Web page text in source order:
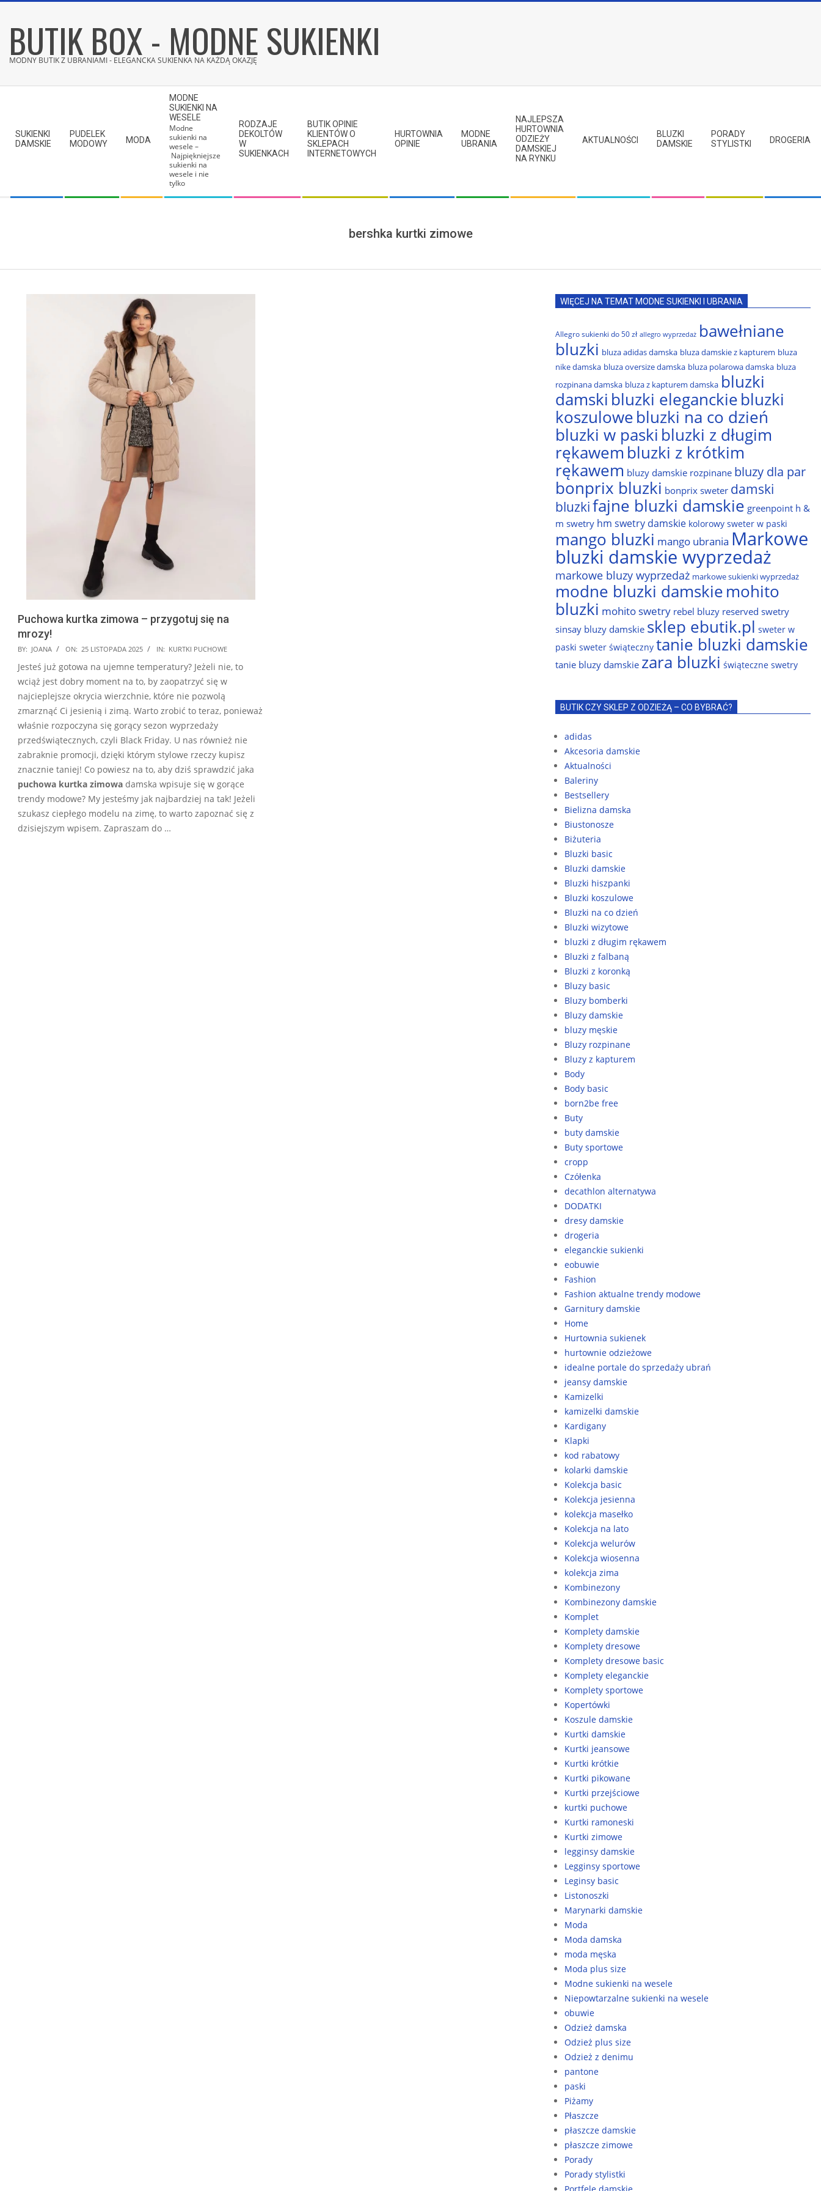
contentBUTIK BOX - MODNE SUKIENKI
MODNY BUTIK Z UBRANIAMI - ELEGANCKA SUKIENKA NA KAŻDĄ OKAZJĘ
SUKIENKI
DAMSKIE
PUDELEK
MODOWY
MODA
MODNE
SUKIENKI NA
WESELE
Modne
sukienki na
wesele –
Najpiękniejsze
sukienki na
wesele i nie
tylko
RODZAJE
DEKOLTÓW
W
SUKIENKACH
BUTIK OPINIE
KLIENTÓW O
SKLEPACH
INTERNETOWYCH
HURTOWNIA
OPINIE
MODNE
UBRANIA
NAJLEPSZA
HURTOWNIA
ODZIEŻY
DAMSKIEJ
NA RYNKU
AKTUALNOŚCI
BLUZKI
DAMSKIE
PORADY
STYLISTKI
DROGERIA
bershka kurtki zimowe
Puchowa kurtka zimowa – przygotuj się na
mrozy!
2025-
11-
25
BY: JOANA ON: 25 LISTOPADA 2025 IN: KURTKI PUCHOWE
Jesteś już gotowa na ujemne temperatury? Jeżeli nie, to
wciąż jest dobry moment na to, by zaopatrzyć się w
najcieplejsze okrycia wierzchnie, które nie pozwolą
zmarznąć Ci jesienią i zimą. Warto zrobić to teraz, ponieważ
właśnie rozpoczyna się gorący sezon wyprzedaży
przedświątecznych, czyli Black Friday. U nas również nie
zabraknie promocji, dzięki którym stylowe rzeczy kupisz
znacznie taniej! Co powiesz na to, aby dziś sprawdzić jaka
puchowa kurtka zimowa damska wpisuje się w gorące
trendy modowe? My jesteśmy jak najbardziej na tak! Jeżeli
szukasz ciepłego modelu na zimę, to warto zapoznać się z
dzisiejszym wpisem. Zapraszam do …
WIĘCEJ NA TEMAT MODNE SUKIENKI I UBRANIA
Allegro sukienki do 50 zł allegro wyprzedaż bawełniane
bluzki bluza adidas damska bluza damskie z kapturem bluza
nike damska bluza oversize damska bluza polarowa damska bluza
rozpinana damska bluza z kapturem damska bluzki
damski bluzki eleganckie bluzki
koszulowe bluzki na co dzień
bluzki w paski bluzki z długim
rękawem bluzki z krótkim
rękawem bluzy damskie rozpinane bluzy dla par
bonprix bluzki bonprix sweter damski
bluzkifajne bluzki damskie greenpoint h &
m swetry hm swetry damskie kolorowy sweter w paski
mango bluzki mango ubrania Markowe
bluzki damskie wyprzedaż
markowe bluzy wyprzedaż markowe sukienki wyprzedaż
modne bluzki damskiemohito
bluzki mohito swetry rebel bluzy reserved swetry
sinsay bluzy damskie sklep ebutik.pl sweter w
paski sweter świąteczny tanie bluzki damskie
tanie bluzy damskie zara bluzki świąteczne swetry
BUTIK CZY SKLEP Z ODZIEŻĄ – CO BYBRAĆ?
adidas
Akcesoria damskie
Aktualności
Baleriny
Bestsellery
Bielizna damska
Biustonosze
Biżuteria
Bluzki basic
Bluzki damskie
Bluzki hiszpanki
Bluzki koszulowe
Bluzki na co dzień
Bluzki wizytowe
bluzki z długim rękawem
Bluzki z falbaną
Bluzki z koronką
Bluzy basic
Bluzy bomberki
Bluzy damskie
bluzy męskie
Bluzy rozpinane
Bluzy z kapturem
Body
Body basic
born2be free
Buty
buty damskie
Buty sportowe
cropp
Czółenka
decathlon alternatywa
DODATKI
dresy damskie
drogeria
eleganckie sukienki
eobuwie
Fashion
Fashion aktualne trendy modowe
Garnitury damskie
Home
Hurtownia sukienek
hurtownie odzieżowe
idealne portale do sprzedaży ubrań
jeansy damskie
Kamizelki
kamizelki damskie
Kardigany
Klapki
kod rabatowy
kolarki damskie
Kolekcja basic
Kolekcja jesienna
kolekcja masełko
Kolekcja na lato
Kolekcja welurów
Kolekcja wiosenna
kolekcja zima
Kombinezony
Kombinezony damskie
Komplet
Komplety damskie
Komplety dresowe
Komplety dresowe basic
Komplety eleganckie
Komplety sportowe
Kopertówki
Koszule damskie
Kurtki damskie
Kurtki jeansowe
Kurtki krótkie
Kurtki pikowane
Kurtki przejściowe
kurtki puchowe
Kurtki ramoneski
Kurtki zimowe
legginsy damskie
Legginsy sportowe
Leginsy basic
Listonoszki
Marynarki damskie
Moda
Moda damska
moda męska
Moda plus size
Modne sukienki na wesele
Niepowtarzalne sukienki na wesele
obuwie
Odzież damska
Odzież plus size
Odzież z denimu
pantone
paski
Piżamy
Płaszcze
płaszcze damskie
płaszcze zimowe
Porady
Porady stylistki